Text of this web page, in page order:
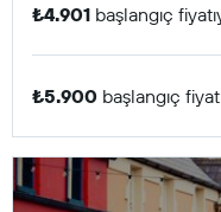
₺4.901 başlangıç
₺5.900 başlangıç